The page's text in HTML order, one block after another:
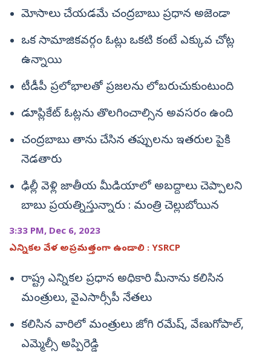
మోసాలు చేయడమే చంద్రబాబు ప్రధాన అజెండా
ఒక సామాజికవర్గం ఓట్లు ఒకటి కంటే ఎక్కువ చోట్ల
ఉన్నాయి
టీడీపీ ప్రలోభాలతో ప్రజలను లోబరుచుకుంటుంది
డూప్లికేట్ ఓట్లను తొలగించాల్సిన అవసరం ఉంది
చంద్రబాబు తాను చేసిన తప్పులను ఇతరుల పైకి
నెడతారు
ఢిల్లీ వెళ్లి జాతీయ మీడియాలో అబద్దాలు చెప్పాలని
బాబు ప్రయత్నిస్తున్నారు : మంత్రి చెల్లుబోయిన
3:33 PM, Dec 6, 2023
ఎన్నికల వేళ అప్రమత్తంగా ఉండాలి : YSRCP
రాష్ట్ర ఎన్నికల ప్రధాన అధికారి మీనాను కలిసిన
మంత్రులు, వైఎసార్సీపీ నేతలు
కలిసిన వారిలో మంత్రులు జోగి రమేష్, వేణుగోపాల్,
ఎమ్మెల్సీ అప్పిరెడ్డి